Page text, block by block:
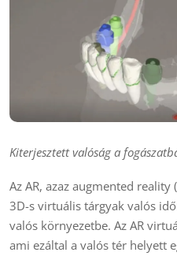
Kiterjesztett valóság a
Az AR, azaz augmented
3D-s virtuális tárgyak valós
valós környezetbe. Az AR
ami ezáltal a valós tér helyett